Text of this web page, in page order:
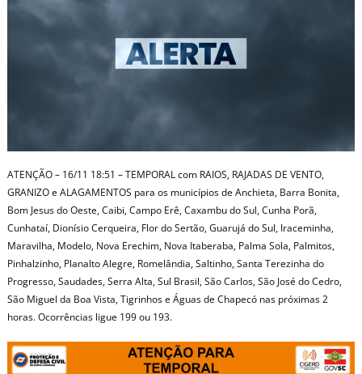
ATENÇÃO – 16/11 18:51 – TEMPORAL com RAIOS, RAJADAS DE VENTO,
GRANIZO e ALAGAMENTOS para os municípios de Anchieta, Barra Bonita,
Bom Jesus do Oeste, Caibi, Campo Erê, Caxambu do Sul, Cunha Porã,
Cunhataí, Dionísio Cerqueira, Flor do Sertão, Guarujá do Sul, Iraceminha,
Maravilha, Modelo, Nova Erechim, Nova Itaberaba, Palma Sola, Palmitos,
Pinhalzinho, Planalto Alegre, Romelândia, Saltinho, Santa Terezinha do
Progresso, Saudades, Serra Alta, Sul Brasil, São Carlos, São José do Cedro,
São Miguel da Boa Vista, Tigrinhos e Águas de Chapecó nas próximas 2
horas. Ocorrências ligue 199 ou 193.